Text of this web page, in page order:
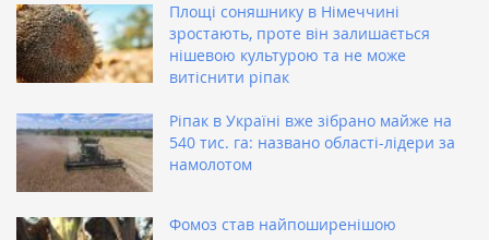
Площі соняшнику в Німеччині
зростають, проте він залишається
нішевою культурою та не може
витіснити ріпак
Ріпак в Україні вже зібрано майже на
540 тис. га: названо області-лідери за
намолотом
Фомоз став найпоширенішою